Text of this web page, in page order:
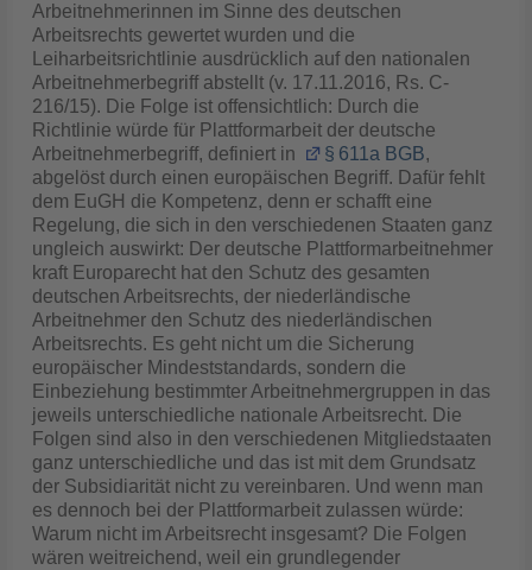
Arbeitnehmerinnen im Sinne des deutschen
Arbeitsrechts gewertet wurden und die
Leiharbeitsrichtlinie ausdrücklich auf den nationalen
Arbeitnehmerbegriff abstellt (v. 17.11.2016, Rs. C-
216/15). Die Folge ist offensichtlich: Durch die
Richtlinie würde für Plattformarbeit der deutsche
Arbeitnehmerbegriff, definiert in
§ 611a BGB,
abgelöst durch einen europäischen Begriff. Dafür fehlt
dem EuGH die Kompetenz, denn er schafft eine
Regelung, die sich in den verschiedenen Staaten ganz
ungleich auswirkt: Der deutsche Plattformarbeitnehmer
kraft Europarecht hat den Schutz des gesamten
deutschen Arbeitsrechts, der niederländische
Arbeitnehmer den Schutz des niederländischen
Arbeitsrechts. Es geht nicht um die Sicherung
europäischer Mindeststandards, sondern die
Einbeziehung bestimmter Arbeitnehmergruppen in das
jeweils unterschiedliche nationale Arbeitsrecht. Die
Folgen sind also in den verschiedenen Mitgliedstaaten
ganz unterschiedliche und das ist mit dem Grundsatz
der Subsidiarität nicht zu vereinbaren. Und wenn man
es dennoch bei der Plattformarbeit zulassen würde:
Warum nicht im Arbeitsrecht insgesamt? Die Folgen
wären weitreichend, weil ein grundlegender